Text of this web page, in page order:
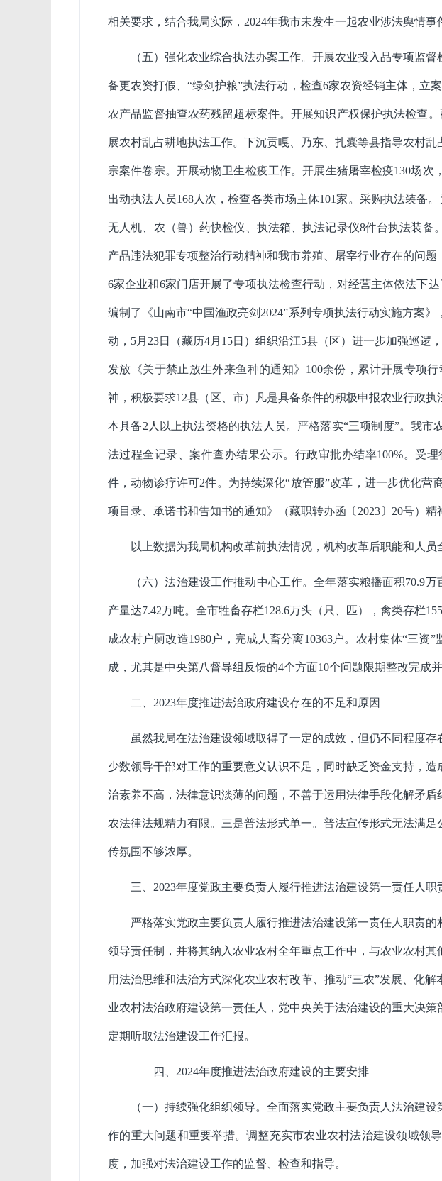
相关要求，结合我局实际， 2024年我市未发生一起农业涉法舆情事
（五）强化农业综合执法办案工作。 开展农业投入品专项监督
备更农资打假、“绿剑护粮”执法行动，检查6家农资经销主体，立案
农产品监督抽查农药残留超标案件。 开展知识产权保护执法检查。
展农村乱占耕地执法工作。 下沉贡嘎、乃东、扎囊等县指导农村
宗案件卷宗。 开展动物卫生检疫工作。开展生猪屠宰检疫130场次
出动执法人员168人次，检查各类市场主体101家。 采购执法装备。
无人机、农（兽）药快检仪、执法箱、执法记录仪8件台执法装备。
产品违法犯罪专项整治行动精神和我市养殖、屠宰行业存在的问题
6家企业和6家门店开展了专项执法检查行动，对经营主体依法下达
编制了《山南市“中国渔政亮剑 2024”系列专项执法行动实施方案
动， 5月 23日（藏历4月 15日）组织沿江5县（区）进一步加强巡逻
发放《关于禁止放生外来鱼种的通知》 100余份，累计开展专项行
神，积极要求12县（区、市）凡是具备条件的积极申报农业行政执
本具备2 人以上执法资格的执法人员。 严格落实“三项制度”。我市
法过程全记录、案件查办结果公示。 行政审批办结率100%。 受理
件，动物诊疗许可2件。 为持续深化“放管服”改革，进一步优化营
项目录、承诺书和告知书的通知》（藏职转办函 〔 2023〕 20号） 精
以上数据为我局机构改革前执法情况，机构改革后职能和人员
（六）法治建设工作推动中心工作。全年落实粮播面积70.9万
产量达7.42万吨。全市牲畜存栏128.6万头（只、匹），禽类存栏
成农村户厕改造1980户，完成人畜分离10363户。农村集体“三资”
成，尤其是中央第八督导组反馈的4个方面10个问题限期整改完成并
二、 2023年度推进法治政府建设存在的不足和原因
虽然我局在法治建设领域取得了一定的成效，但仍不同程度存
少数领导干部对工作的重要意义认识不足，同时缺乏资金支持，造
治素养不高，法律意识淡薄的问题，不善于运用法律手段化解矛盾
农法律法规精力有限。 三是普法形式单一。 普法宣传形式无法满足
传氛围不够浓厚。
三、 2023年度党政主要负责人履行推进法治建设第一责任人
严格落实党政主要负责人履行推进法治建设第一责任人职责
领导责任制，并将其纳入农业农村全年重点工作中，与农业农村
用法治思维和法治方式深化农业农村改革、推动“三农”发展、化
业农村法治政府建设第一责任人，党中央关于法治建设的重大决
定期听取法治建设工作汇报。
四、 2024年度推进法治政府建设的主要安排
（一）持续强化组织领导。 全面落实党政主要负责人法治建
作的重大问题和重要举措。调整充实市农业农村法治建设领域领
度，加强对法治建设工作的监督、检查和指导。